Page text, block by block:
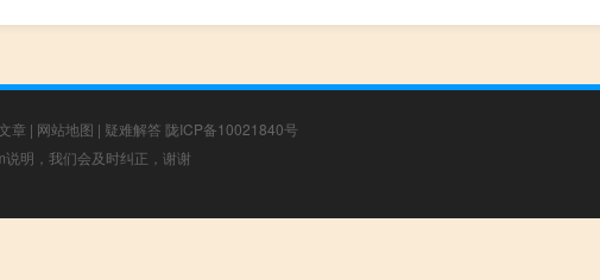
章 | 网站地图 | 疑难解答 陇ICP备10021840号
明，我们会及时纠正，谢谢